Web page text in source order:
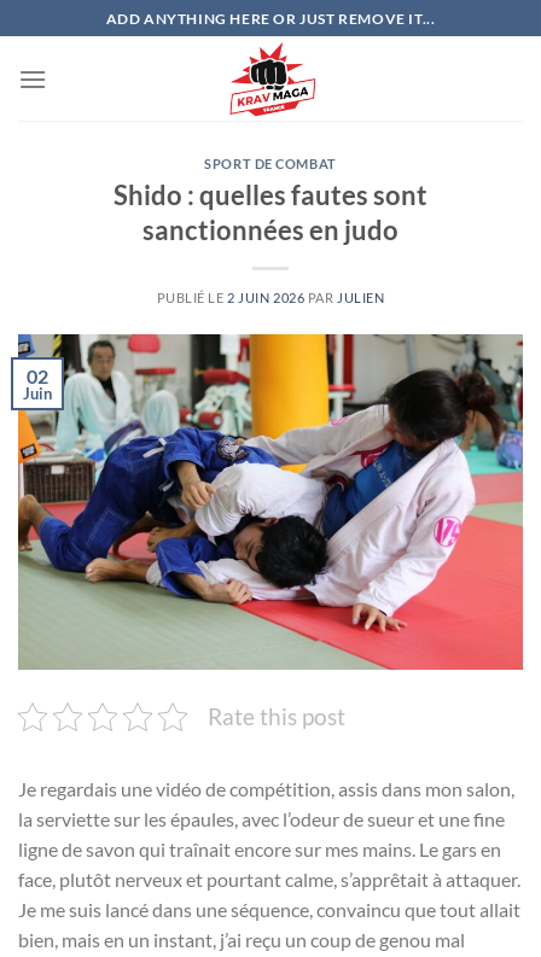
au
contenu
ADD ANYTHING HERE OR JUST REMOVE IT...
SPORT DE COMBAT
Shido : quelles fautes sont
sanctionnées en judo
PUBLIÉ LE 2 JUIN 2026 PAR JULIEN
02
Juin
Rate this post
Je regardais une vidéo de compétition, assis dans mon salon,
la serviette sur les épaules, avec l’odeur de sueur et une fine
ligne de savon qui traînait encore sur mes mains. Le gars en
face, plutôt nerveux et pourtant calme, s’apprêtait à attaquer.
Je me suis lancé dans une séquence, convaincu que tout allait
bien, mais en un instant, j’ai reçu un coup de genou mal